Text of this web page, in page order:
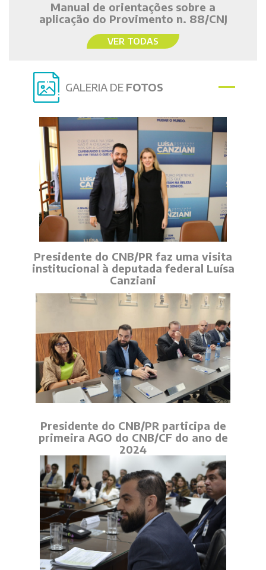
Manual de orientações sobre a
aplicação do Provimento n. 88/CNJ
VER TODAS
GALERIA DE FOTOS
Presidente do CNB/PR faz uma visita
institucional à deputada federal Luísa
Canziani
Presidente do CNB/PR participa de
primeira AGO do CNB/CF do ano de
2024